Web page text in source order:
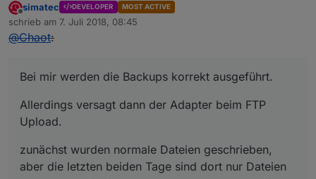
Offline
simatec DEVELOPER MOST ACTIVE
schrieb am 7. Juli 2018, 08:45
zuletzt editiert von
@Chaot:
Bei mir werden die Backups korrekt ausgeführt.
Allerdings versagt dann der Adapter beim FTP
Upload.
zunächst wurden normale Dateien geschrieben,
aber die letzten beiden Tage sind dort nur Dateien